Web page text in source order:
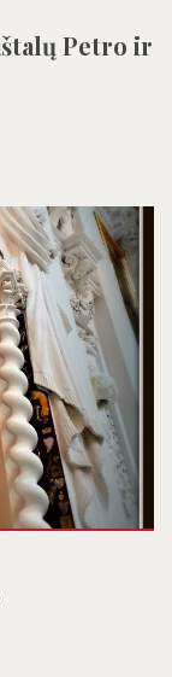
Petro ir